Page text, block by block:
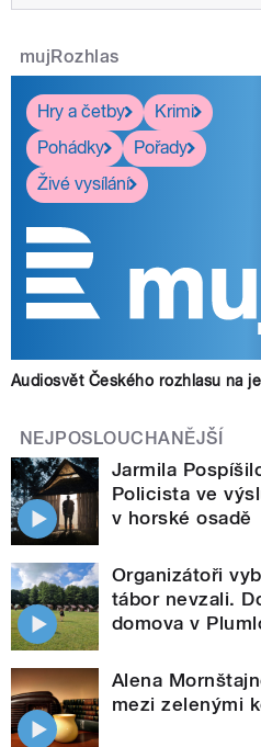
mujRozhlas
Hry a četby
Krimi
Pohádky
Pořady
Živé vysílání
Audiosvět Českého rozhlasu na
NEJPOSLOUCHANĚJŠÍ
Jarmila
Policista ve
v horské osadě
Organizátoři
tábor nevzali.
domova v
Alena
mezi zelenými